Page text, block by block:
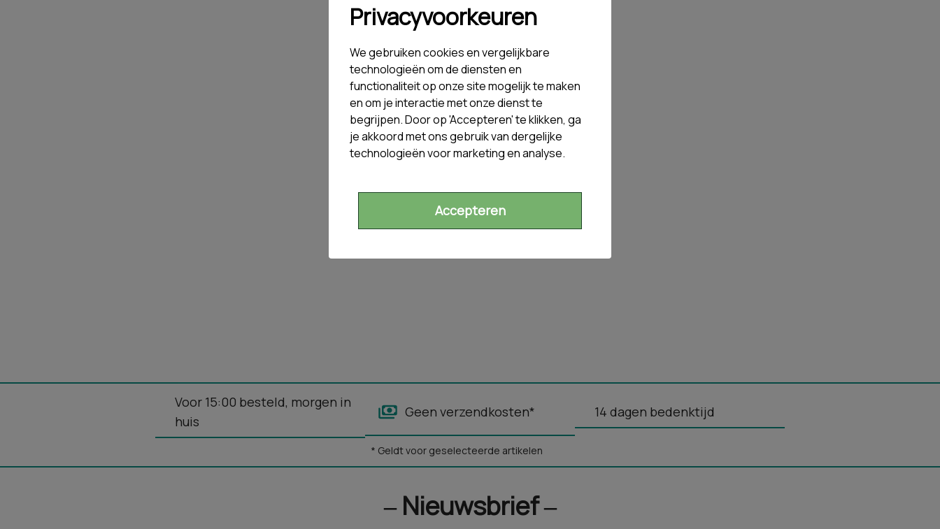
Privacyvoorkeuren
We gebruiken cookies en vergelijkbare
technologieën om de diensten en
functionaliteit op onze site mogelijk te maken
en om je interactie met onze dienst te
begrijpen. Door op 'Accepteren' te klikken, ga
je akkoord met ons gebruik van dergelijke
technologieën voor marketing en analyse.
Accepteren
Voor 15:00 besteld, morgen in
huis
Geen verzendkosten* 14 dagen bedenktijd
* Geldt voor geselecteerde artikelen
‒ Nieuwsbrief ‒